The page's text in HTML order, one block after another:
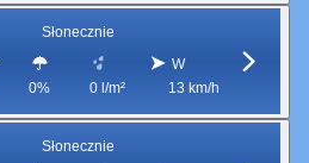
Słonecznie
0% 0 l/m²
W
13 km/h
Słonecznie